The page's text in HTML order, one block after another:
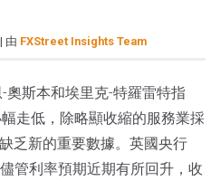
| 由 FXStreet Insights Team
奧斯本和埃里克-特羅雷特指
走低，除略顯收縮的服務業採
乏新的重要數據。英國央行
管利率預期近期有所回升，收